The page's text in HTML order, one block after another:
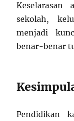
Keselarasan
sekolah,
menjadi
benar-benar
Pendidikan